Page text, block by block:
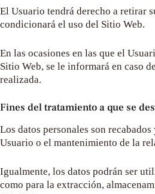
El Usuario tendrá derecho a retirar
condicionará el uso del Sitio Web.
En las ocasiones en las que el
Sitio Web, se le informará en caso
realizada.
Fines del tratamiento a que se
Los datos personales son
Usuario o el mantenimiento de la
Igualmente, los datos podrán ser
como para la extracción,